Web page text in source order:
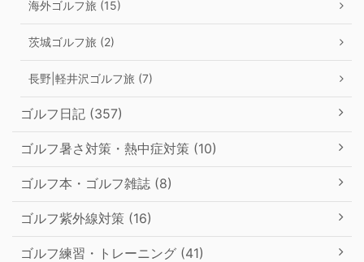
海外ゴルフ旅 (15)
茨城ゴルフ旅 (2)
長野|軽井沢ゴルフ旅 (7)
ゴルフ日記 (357)
ゴルフ暑さ対策・熱中症対策 (10)
ゴルフ本・ゴルフ雑誌 (8)
ゴルフ紫外線対策 (16)
ゴルフ練習・トレーニング (41)